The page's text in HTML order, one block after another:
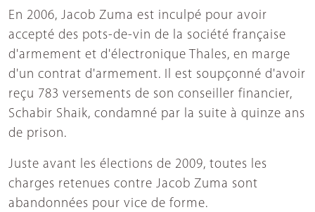
En 2006, Jacob Zuma est inculpé pour avoir
accepté des pots-de-vin de la société française
d'armement et d'électronique Thales, en marge
d'un contrat d'armement. Il est soupçonné d'avoir
reçu 783 versements de son conseiller financier,
Schabir Shaik, condamné par la suite à quinze ans
de prison.
Juste avant les élections de 2009, toutes les
charges retenues contre Jacob Zuma sont
abandonnées pour vice de forme.